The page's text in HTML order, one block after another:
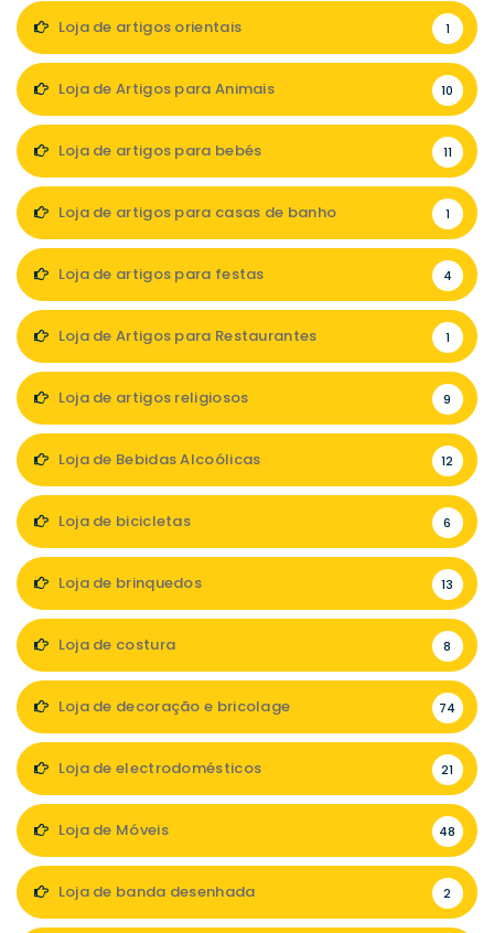
Loja de artigos orientais 1
Loja de Artigos para Animais 10
Loja de artigos para bebés 11
Loja de artigos para casas de banho 1
Loja de artigos para festas 4
Loja de Artigos para Restaurantes 1
Loja de artigos religiosos 9
Loja de Bebidas Alcoólicas 12
Loja de bicicletas 6
Loja de brinquedos 13
Loja de costura 8
Loja de decoração e bricolage 74
Loja de electrodomésticos 21
Loja de Móveis 48
Loja de banda desenhada 2